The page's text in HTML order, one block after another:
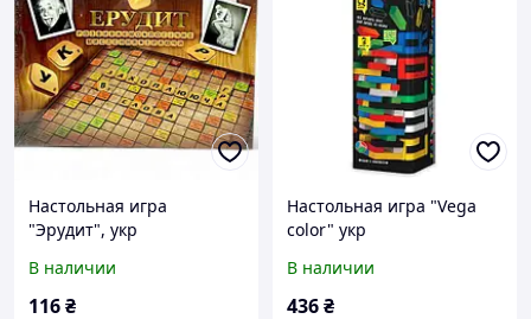
Настольная игра
"Эрудит", укр
В наличии
116₴
Настольная игра "Vega
color" укр
В наличии
436₴